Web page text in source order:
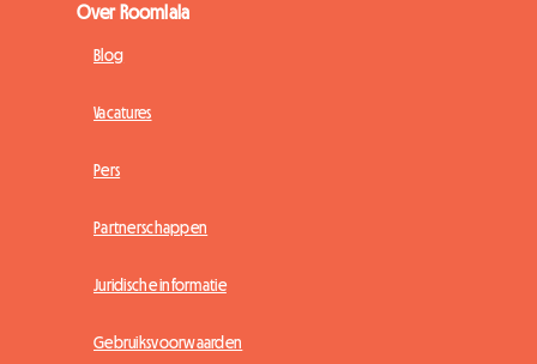
Over Roomlala
Blog
Vacatures
Pers
Partnerschappen
Juridische informatie
Gebruiksvoorwaarden